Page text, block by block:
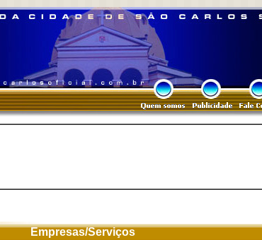
Empresas/Serviços